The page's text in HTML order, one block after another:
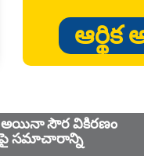
ఆర్థిక
అయినా సౌర వికిరణం
సమాచారాన్ని